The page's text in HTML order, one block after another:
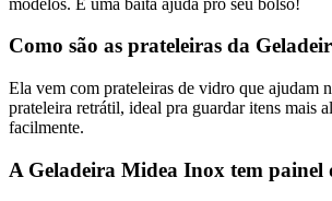
Como são as prateleiras da
Ela vem com prateleiras de vidro que ajudam
prateleira retrátil, ideal pra guardar itens mais
facilmente.
A Geladeira Midea Inox tem painel